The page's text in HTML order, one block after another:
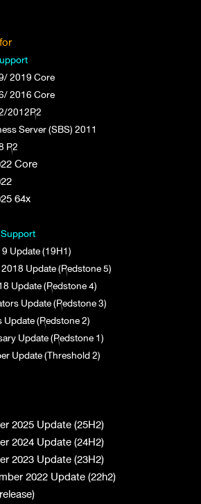
2019 Core
2016 Core
2012R2
Server (SBS) 2011
R2
Core
64x
Update (19H1)
Update (Redstone 5)
Update (Redstone 4)
Update (Redstone 3)
(Redstone 2)
Update (Redstone 1)
Update (Threshold 2)
2025 Update (25H2)
2024 Update (24H2)
2023 Update (23H2)
2022 Update (22h2)